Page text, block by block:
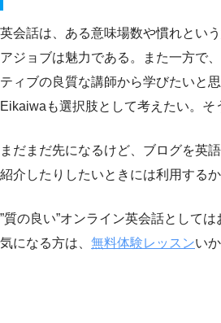
英会話は、ある意味場数や慣れとい
アジョブは魅力である。また一方で
ティブの良質な講師から学びたいと
Eikaiwaも選択肢として考えたい。そ
まだまだ先になるけど、ブログを英
紹介したりしたいときには利用するか
”質の良い”オンライン英会話としては
気になる方は、 無料体験レッスンい